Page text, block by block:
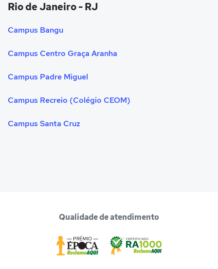
Rio de Janeiro - RJ
Campus Bangu
Campus Centro Graça Aranha
Campus Padre Miguel
Campus Recreio (Colégio CEOM)
Campus Santa Cruz
Qualidade de atendimento